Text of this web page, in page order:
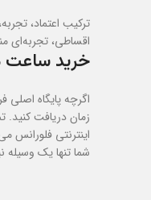
ترکیب اعتماد،
اقساطی، تجربه‌ای
خرید ساعت
اگرچه پایگاه
زمان دریافت
اینترنتی فلورانس
شما تنها یک